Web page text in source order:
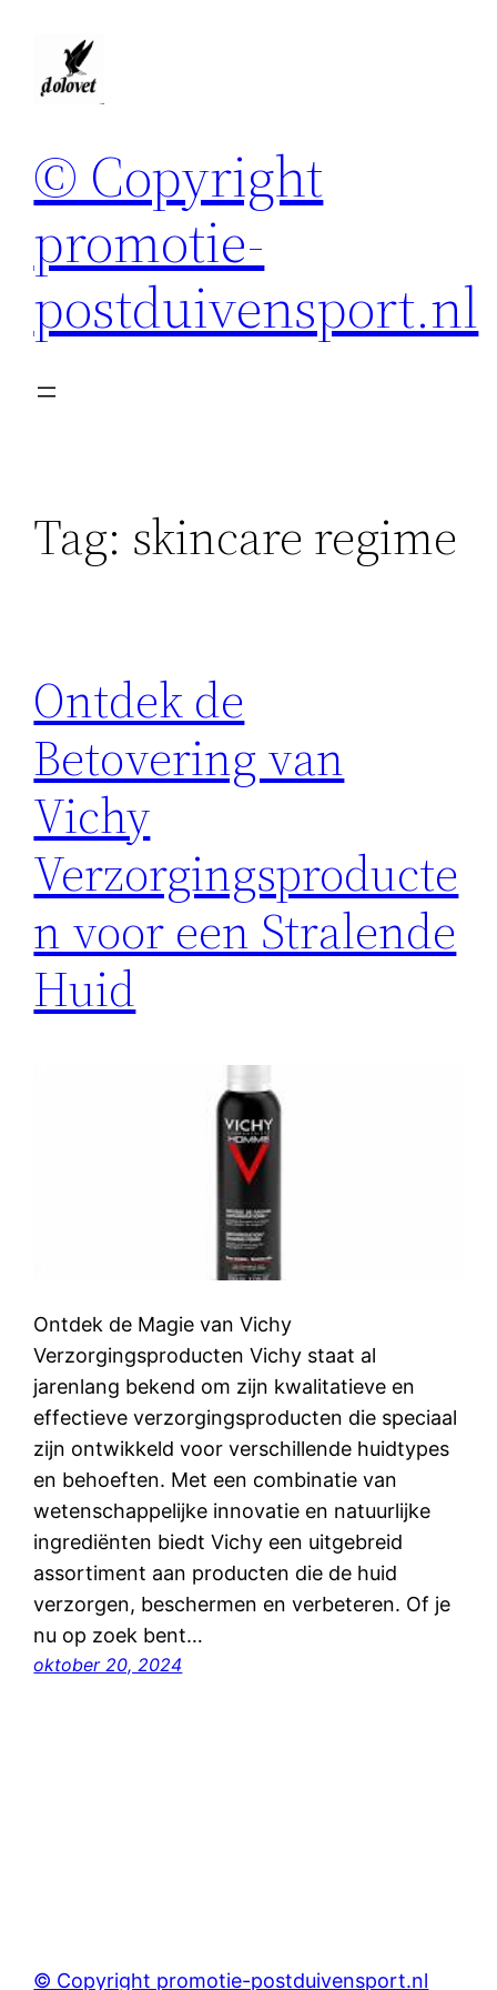
© Copyright
promotie-
postduivensport.nl
Tag: skincare regime
Ontdek de
Betovering van
Vichy
Verzorgingsproducte
n voor een Stralende
Huid
Ontdek de Magie van Vichy
Verzorgingsproducten Vichy staat al
jarenlang bekend om zijn kwalitatieve en
effectieve verzorgingsproducten die speciaal
zijn ontwikkeld voor verschillende huidtypes
en behoeften. Met een combinatie van
wetenschappelijke innovatie en natuurlijke
ingrediënten biedt Vichy een uitgebreid
assortiment aan producten die de huid
verzorgen, beschermen en verbeteren. Of je
nu op zoek bent…
oktober 20, 2024
© Copyright promotie-postduivensport.nl